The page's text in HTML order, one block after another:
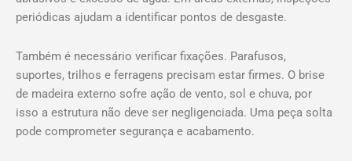
periódicas ajudam a identificar pontos de desgaste.
Também é necessário verificar fixações. Parafusos,
suportes, trilhos e ferragens precisam estar firmes. O brise
de madeira externo sofre ação de vento, sol e chuva, por
isso a estrutura não deve ser negligenciada. Uma peça solta
pode comprometer segurança e acabamento.